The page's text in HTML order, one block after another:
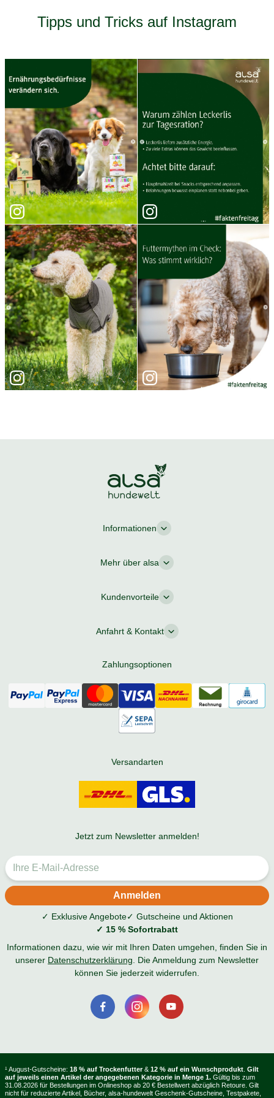
Tipps und Tricks auf Instagram
Informationen
Mehr über alsa
Kundenvorteile
Anfahrt & Kontakt
Zahlungsoptionen
Versandarten
Jetzt zum Newsletter anmelden!
✓ Exklusive Angebote✓ Gutscheine und Aktionen
✓ 15 % Sofortrabatt
Informationen dazu, wie wir mit Ihren Daten umgehen, finden Sie in
unserer Datenschutzerklärung . Die Anmeldung zum Newsletter
können Sie jederzeit widerrufen.
¹ August-Gutscheine: 18 % auf Trockenfutter & 12 % auf ein Wunschprodukt Gilt
auf jeweils einen Artikel der angegebenen Kategorie in Menge 1. Gültig bis zum
31.08.2026 für Bestellungen im Onlineshop ab 20 € Bestellwert abzüglich Retoure. Gilt
nicht für reduzierte Artikel, Bücher, alsa-hundewelt Geschenk-Gutscheine, Testpakete,